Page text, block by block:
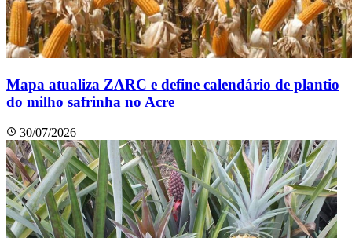
Mapa atualiza ZARC e define calendário de plantio
do milho safrinha no Acre
30/07/2026